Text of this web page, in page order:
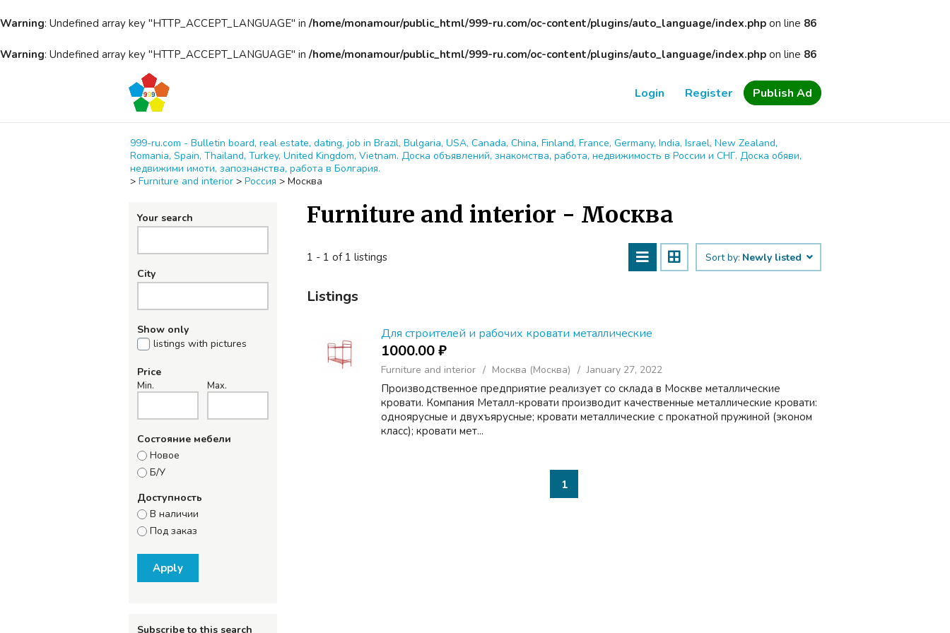
Warning: Undefined array key "HTTP_ACCEPT_LANGUAGE" in /home/monamour/public_html/999-ru.com/oc-content/plugins/auto_language/index.php on line 86
Warning: Undefined array key "HTTP_ACCEPT_LANGUAGE" in /home/monamour/public_html/999-ru.com/oc-content/plugins/auto_language/index.php on line 86
Login Register Publish Ad
999-ru.com - Bulletin board, real estate, dating, job in Brazil, Bulgaria, USA, Canada, China, Finland, France, Germany, India, Israel, New Zealand,
Romania, Spain, Thailand, Turkey, United Kingdom, Vietnam. Доска объявлений, знакомства, работа, недвижимость в России и СНГ. Доска обяви,
недвижими имоти, запознанства, работа в Болгария.
> Furniture and interior > Россия > Москва
Your search
City
Show only
listings with pictures
Price
Min. Max.
Состояние мебели
Новое
Б/У
Доступность
В наличии
Под заказ
Apply
Subscribe to this search
Furniture and interior - Москва
1 - 1 of 1 listings Sort by: Newly listed
Listings
Для строителей и рабочих кровати металлические
1000.00 ₽
Furniture and interior Москва (Москва) January 27, 2022
Производственное предприятие реализует со склада в Москве металлические
кровати. Компания Металл-кровати производит качественные металлические кровати:
одноярусные и двухъярусные; кровати металлические с прокатной пружиной (эконом
класс); кровати мет...
1